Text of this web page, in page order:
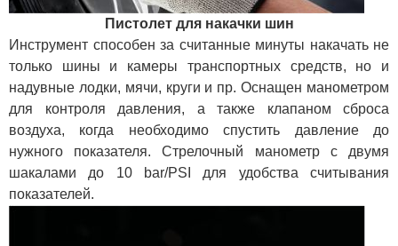
Пистолет для накачки шин
Инструмент способен за считанные минуты накачать не
только шины и камеры транспортных средств, но и
надувные лодки, мячи, круги и пр. Оснащен манометром
для контроля давления, а также клапаном сброса
воздуха, когда необходимо спустить давление до
нужного показателя. Стрелочный манометр с двумя
шакалами до 10 bar/PSI для удобства считывания
показателей.